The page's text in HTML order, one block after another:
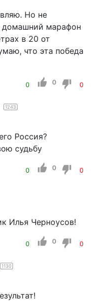
Но не
домашний марафон
в 20 от
что эта победа
0 0 0
1243
Россия?
судьбу
0 0 0
Илья Черноусов!
0 0 0
1130